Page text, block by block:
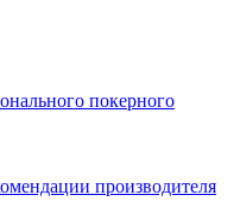
покерного
производителя